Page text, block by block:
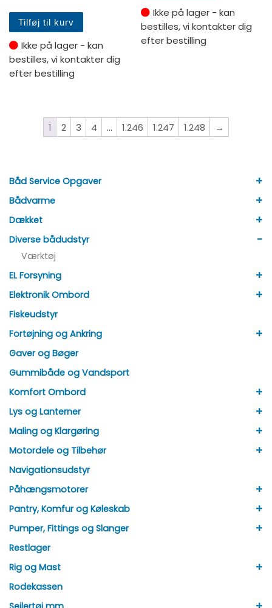
Tilføj til kurv
Ikke på lager - kan
bestilles, vi kontakter dig
efter bestilling
Ikke på lager - kan
bestilles, vi kontakter dig
efter bestilling
1 2 3 4 … 1.246 1.247 1.248 →
Båd Service Opgaver +
Bådvarme +
Dækket +
Diverse bådudstyr -
Værktøj
EL Forsyning
+
Elektronik Ombord +
Fiskeudstyr
Fortøjning og Ankring
+
Gaver og Bøger
Gummibåde og Vandsport
Komfort Ombord
+
Lys og Lanterner +
Maling og Klargøring +
Motordele og Tilbehør +
Navigationsudstyr
Påhængsmotorer
+
Pantry, Komfur og Køleskab +
Pumper, Fittings og Slanger +
Restlager
Rig og Mast
+
Rodekassen